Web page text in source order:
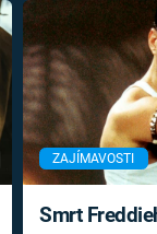
ZAJÍMAVOSTI
Smrt